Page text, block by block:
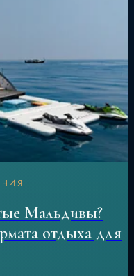
Мальдивы?
отдыха для